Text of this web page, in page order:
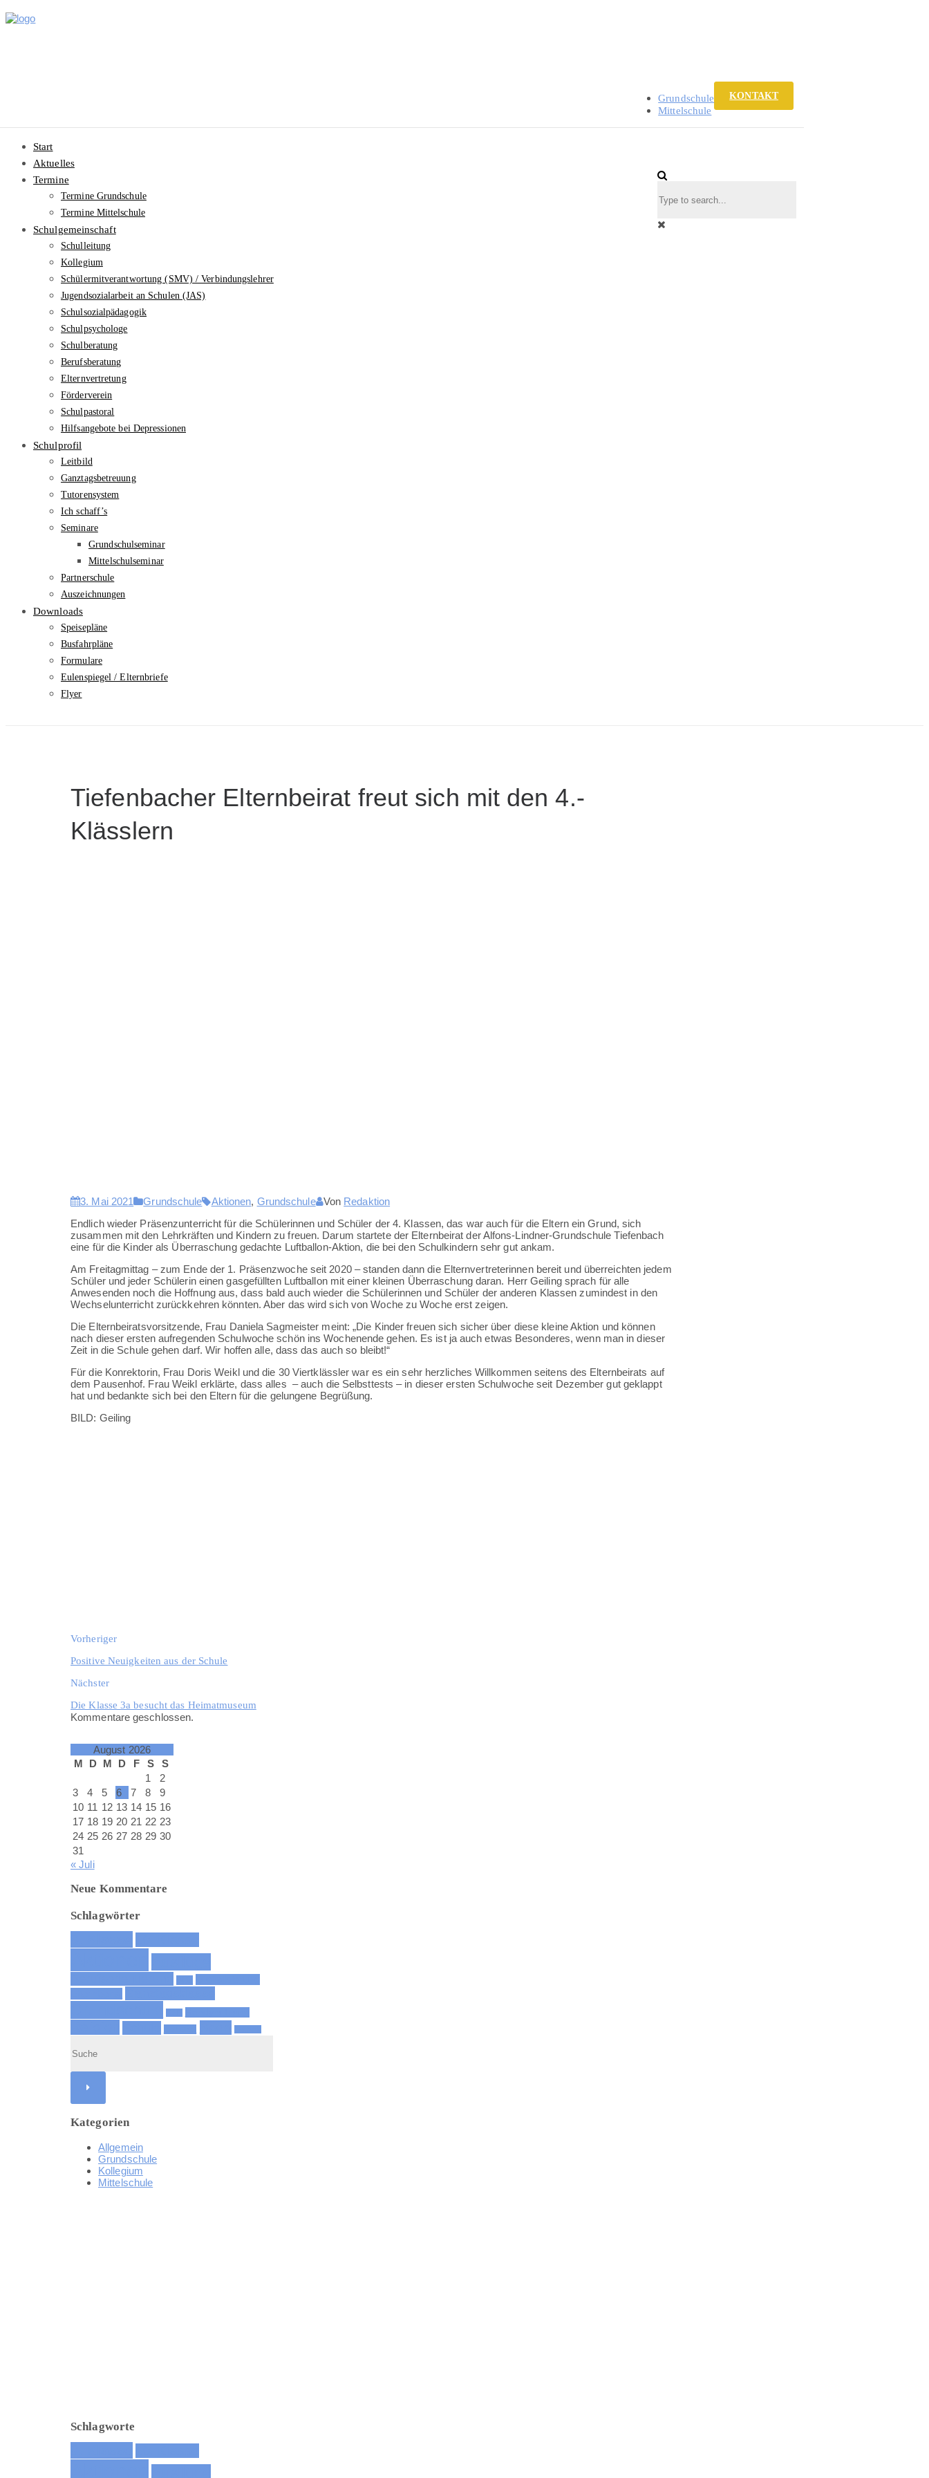
KONTAKT
Grundschule
Mittelschule
Start
Aktuelles
Termine
Termine Grundschule
Termine Mittelschule
Schulgemeinschaft
Schulleitung
Kollegium
Schülermitverantwortung (SMV) / Verbindungslehrer
Jugendsozialarbeit an Schulen (JAS)
Schulsozialpädagogik
Schulpsychologe
Schulberatung
Berufsberatung
Elternvertretung
Förderverein
Schulpastoral
Hilfsangebote bei Depressionen
Schulprofil
Leitbild
Ganztagsbetreuung
Tutorensystem
Ich schaff’s
Seminare
Grundschulseminar
Mittelschulseminar
Partnerschule
Auszeichnungen
Downloads
Speisepläne
Busfahrpläne
Formulare
Eulenspiegel / Elternbriefe
Flyer
Tiefenbacher Elternbeirat freut sich mit den 4.-
Klässlern
3. Mai 2021 Grundschule Aktionen, Grundschule Von Redaktion
Endlich wieder Präsenzunterricht für die Schülerinnen und Schüler der 4. Klassen, das war auch für die Eltern ein Grund, sich
zusammen mit den Lehrkräften und Kindern zu freuen. Darum startete der Elternbeirat der Alfons-Lindner-Grundschule Tiefenbach
eine für die Kinder als Überraschung gedachte Luftballon-Aktion, die bei den Schulkindern sehr gut ankam.
Am Freitagmittag – zum Ende der 1. Präsenzwoche seit 2020 – standen dann die Elternvertreterinnen bereit und überreichten jedem
Schüler und jeder Schülerin einen gasgefüllten Luftballon mit einer kleinen Überraschung daran. Herr Geiling sprach für alle
Anwesenden noch die Hoffnung aus, dass bald auch wieder die Schülerinnen und Schüler der anderen Klassen zumindest in den
Wechselunterricht zurückkehren könnten. Aber das wird sich von Woche zu Woche erst zeigen.
Die Elternbeiratsvorsitzende, Frau Daniela Sagmeister meint: „Die Kinder freuen sich sicher über diese kleine Aktion und können
nach dieser ersten aufregenden Schulwoche schön ins Wochenende gehen. Es ist ja auch etwas Besonderes, wenn man in dieser
Zeit in die Schule gehen darf. Wir hoffen alle, dass das auch so bleibt!“
Für die Konrektorin, Frau Doris Weikl und die 30 Viertklässler war es ein sehr herzliches Willkommen seitens des Elternbeirats auf
dem Pausenhof. Frau Weikl erklärte, dass alles – auch die Selbsttests – in dieser ersten Schulwoche seit Dezember gut geklappt
hat und bedankte sich bei den Eltern für die gelungene Begrüßung.
BILD: Geiling
Vorheriger
Positive Neuigkeiten aus der Schule
Nächster
Die Klasse 3a besucht das Heimatmuseum
Kommentare geschlossen.
August 2026
M
D M D F S
S
1
2
3
4 5 6 7 8
9
10 11 12 13 14 15 16
17 18 19 20 21 22 23
24 25 26 27 28 29 30
31
« Juli
Neue Kommentare
Schlagwörter
Kategorien
Allgemein
Grundschule
Kollegium
Mittelschule
Schlagworte